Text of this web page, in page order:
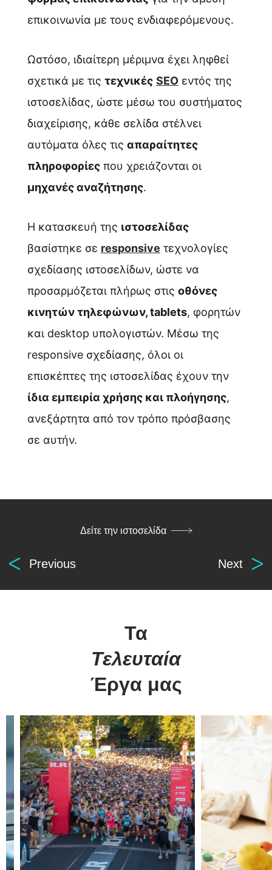
επικοινωνία με τους ενδιαφερόμενους.
Ωστόσο, ιδιαίτερη μέριμνα έχει ληφθεί
σχετικά με τις τεχνικές SEOεντός της
ιστοσελίδας, ώστε μέσω του συστήματος
διαχείρισης, κάθε σελίδα στέλνει
αυτόματα όλες τις απαραίτητες
πληροφορίεςπου χρειάζονται οι
μηχανές αναζήτησης.
Η κατασκευή της ιστοσελίδας
βασίστηκε σε responsive τεχνολογίες
σχεδίασης ιστοσελίδων, ώστε να
προσαρμόζεται πλήρως στις οθόνες
κινητών τηλεφώνων, tablets, φορητών
και desktop υπολογιστών. Μέσω της
responsive σχεδίασης, όλοι οι
επισκέπτες της ιστοσελίδας έχουν την
ίδια εμπειρία χρήσης και πλοήγησης,
ανεξάρτητα από τον τρόπο πρόσβασης
σε αυτήν.
Δείτε την ιστοσελίδα
Previous Next
Τα
Τελευταία
Έργα μας
Digital
solutions
for everyone.
βρείτε μας
Αρχ. Μακαρίου 14
45221, Ιωάννινα, Ελλάδα
τ: +30 26510 24308
e: info@wapp.gr
οι υπηρεσίες μας
Κατασκευή Ιστοσελίδων
Λογισμικό ERP
Ηλεκτρονικά Καταστήματα
Digital Marketing
Graphic Design